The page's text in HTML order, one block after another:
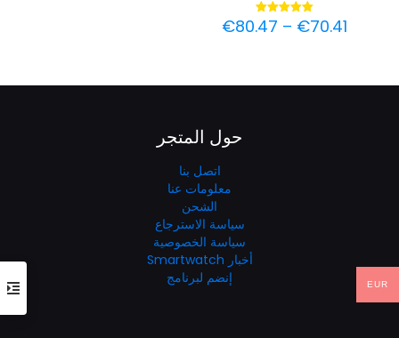
تم التقييم
€70.41
–
€80.47
حول المتجر
اتصل بنا
معلومات عنا
الشحن
سياسة الاسترجاع
سياسة الخصوصية
أخبار Smartwatch
إنضم لبرنامج
EUR